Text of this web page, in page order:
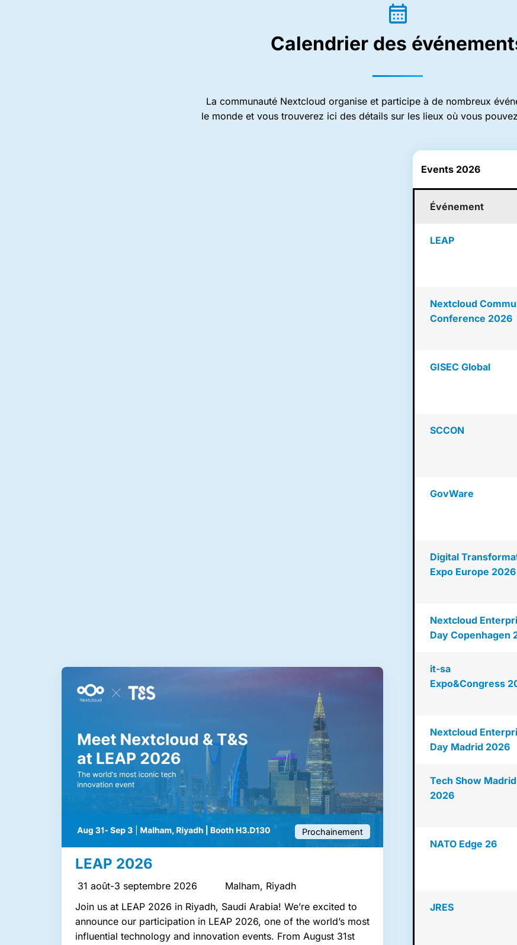
Calendrier des
La communauté Nextcloud organise et participe à de nombreux
le monde et vous trouverez ici des détails sur les lieux où vous
Prochainement
LEAP 2026
31 août-3 septembre 2026
Malham, Riyadh
Join us at LEAP 2026 in Riyadh, Saudi Arabia! We’re excited to
announce our participation in LEAP 2026, one of the world’s most
influential technology and innovation events. From August 31st
Events 2026
Événement
LEAP
Nextcloud
Conference 2026
GISEC Global
SCCON
GovWare
Digital
Expo Europe 2026
Nextcloud
Day Copenhagen
it-sa
Expo&Congress
Nextcloud
Day Madrid 2026
Tech Show Madrid
2026
NATO Edge 26
JRES